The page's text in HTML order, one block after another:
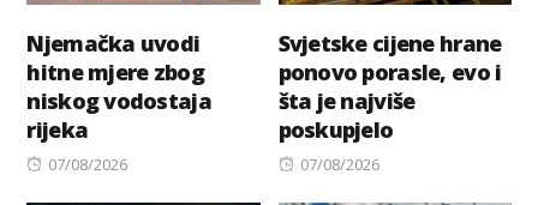
Njemačka uvodi
hitne mjere zbog
niskog vodostaja
rijeka
Posted
07/08/2026
Svjetske cijene hrane
ponovo porasle, evo i
šta je najviše
poskupjelo
Posted
07/08/2026